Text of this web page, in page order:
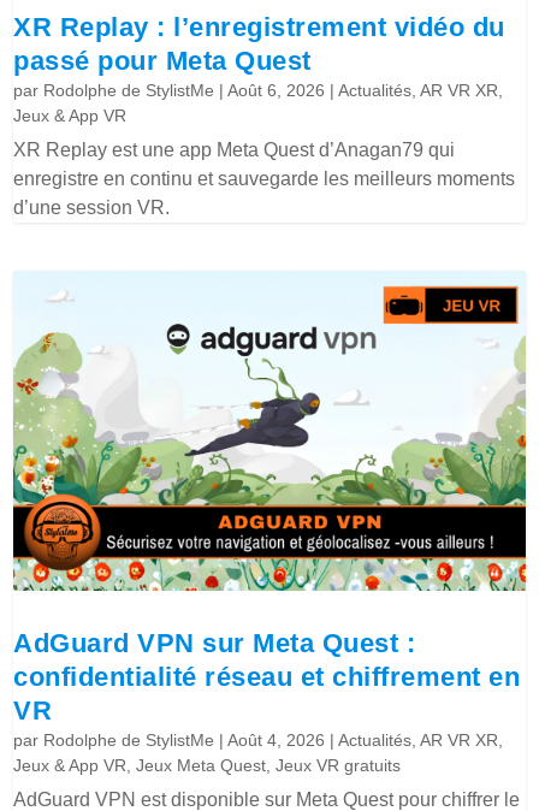
XR Replay : l’enregistrement vidéo du
passé pour Meta Quest
par Rodolphe de StylistMe |Août 6, 2026 |Actualités ,AR VR XR
Jeux & App VR
XR Replay est une app Meta Quest d’Anagan79 qui
enregistre en continu et sauvegarde les meilleurs moments
d’une session VR.
AdGuard VPN sur Meta Quest :
confidentialité réseau et chiffrement en
VR
par Rodolphe de StylistMe |Août 4, 2026 |Actualités ,AR VR XR
Jeux & App VR ,Jeux Meta Quest ,Jeux VR gratuits
AdGuard VPN est disponible sur Meta Quest pour chiffrer le